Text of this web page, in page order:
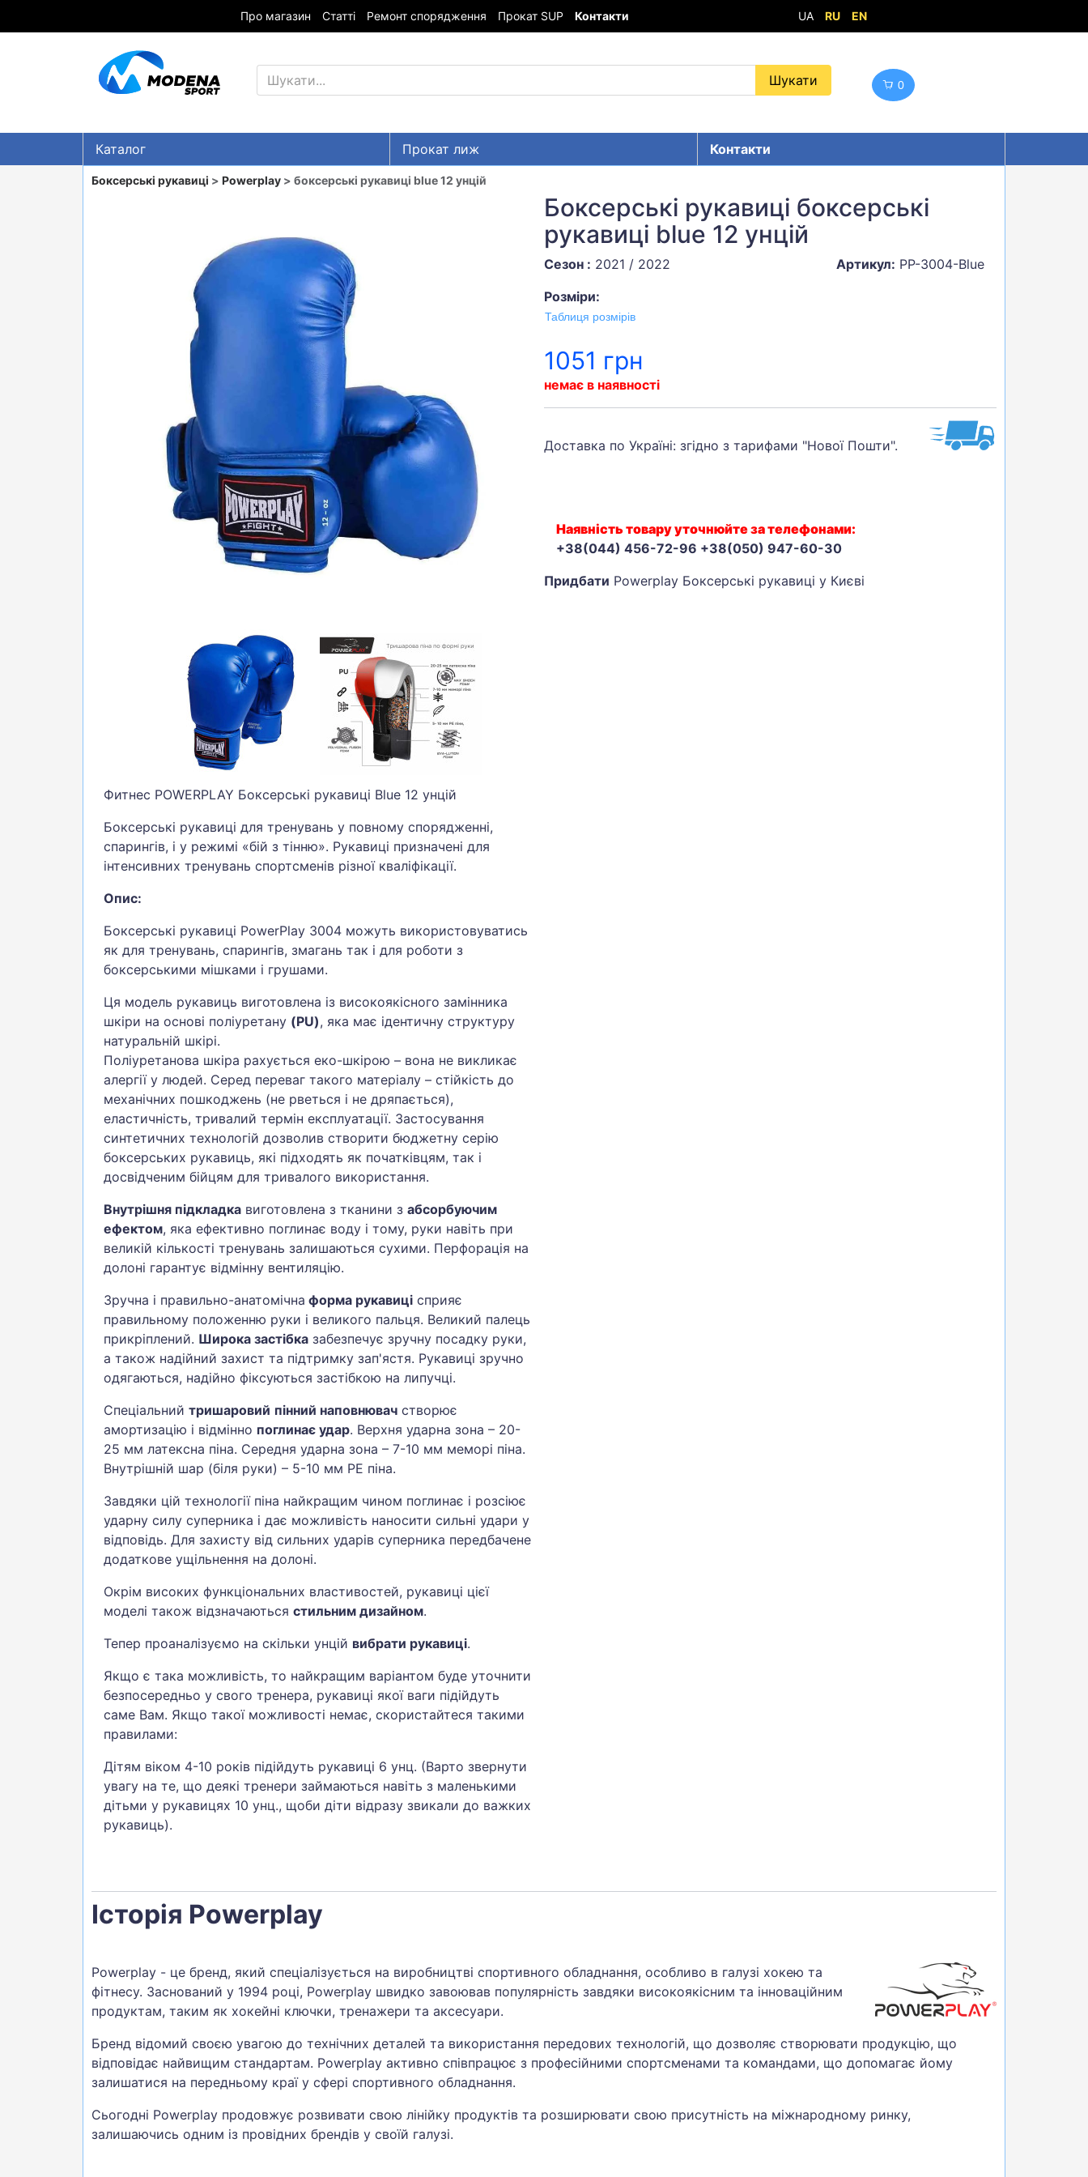
Про магазин Статті Ремонт спорядження Прокат SUP Контакти UA RU EN
0
Каталог Прокат лиж
Контакти
Знижки
ШОЛОМИ, ЗАХИСТ, ОКУЛЯРИ
БІГ, ФІТНЕС, М'ЯЧІ
ВЕЛОСИПЕДИ
САМОКАТИ
ТЕНІС, БАДМІНТОН
ВОДНІ ВИДИ СПОРТУ
Боксерські рукавиці > Powerplay > боксерські рукавиці blue 12 унцій
Фитнес POWERPLAY Боксерські рукавиці Blue 12 унцій
Боксерські рукавиці для тренувань у повному спорядженні,
спарингів, і у режимі «бій з тінню». Рукавиці призначені для
інтенсивних тренувань спортсменів різної кваліфікації.
Опис:
Боксерські рукавиці PowerPlay 3004 можуть використовуватись
як для тренувань, спарингів, змагань так і для роботи з
боксерськими мішками і грушами.
Ця модель рукавиць виготовлена із високоякісного замінника
шкіри на основі поліуретану (PU), яка має ідентичну структуру
натуральній шкірі.
Поліуретанова шкіра рахується еко-шкірою – вона не викликає
алергії у людей. Серед переваг такого матеріалу – стійкість до
механічних пошкоджень (не рветься і не дряпається),
еластичність, тривалий термін експлуатації. Застосування
синтетичних технологій дозволив створити бюджетну серію
боксерських рукавиць, які підходять як початківцям, так і
досвідченим бійцям для тривалого використання.
Внутрішня підкладка виготовлена з тканини з абсорбуючим
ефектом, яка ефективно поглинає воду і тому, руки навіть при
великій кількості тренувань залишаються сухими. Перфорація на
долоні гарантує відмінну вентиляцію.
Зручна і правильно-анатомічна форма рукавиці сприяє
правильному положенню руки і великого пальця. Великий палець
прикріплений. Широка застібка забезпечує зручну посадку руки,
а також надійний захист та підтримку зап'ястя. Рукавиці зручно
одягаються, надійно фіксуються застібкою на липучці.
Спеціальний тришаровий пінний наповнювач створює
амортизацію і відмінно поглинає удар. Верхня ударна зона – 20-
25 мм латексна піна. Середня ударна зона – 7-10 мм меморі піна.
Внутрішній шар (біля руки) – 5-10 мм PE піна.
Завдяки цій технології піна найкращим чином поглинає і розсіює
ударну силу суперника і дає можливість наносити сильні удари у
відповідь. Для захисту від сильних ударів суперника передбачене
додаткове ущільнення на долоні.
Окрім високих функціональних властивостей, рукавиці цієї
моделі також відзначаються стильним дизайном.
Тепер проаналізуємо на скільки унцій вибрати рукавиці.
Якщо є така можливість, то найкращим варіантом буде уточнити
безпосередньо у свого тренера, рукавиці якої ваги підійдуть
саме Вам. Якщо такої можливості немає, скористайтеся такими
правилами:
Дітям віком 4-10 років підійдуть рукавиці 6 унц. (Варто звернути
увагу на те, що деякі тренери займаються навіть з маленькими
дітьми у рукавицях 10 унц., щоби діти відразу звикали до важких
рукавиць).
Боксерські рукавиці боксерські
рукавиці blue 12 унцій
Сезон : 2021 / 2022 Артикул: PP-3004-Blue
Розміри:
Таблиця розмірів
1051 грн
немає в наявності
Доставка по Україні: згідно з тарифами "Нової Пошти".
Наявність товару уточнюйте за телефонами:
+38(044) 456-72-96 +38(050) 947-60-30
Придбати Powerplay Боксерські рукавиці у Києві
Історія Powerplay
Powerplay - це бренд, який спеціалізується на виробництві спортивного обладнання, особливо в галузі хокею та
фітнесу. Заснований у 1994 році, Powerplay швидко завоював популярність завдяки високоякісним та інноваційним
продуктам, таким як хокейні ключки, тренажери та аксесуари.
Бренд відомий своєю увагою до технічних деталей та використання передових технологій, що дозволяє створювати продукцію, що
відповідає найвищим стандартам. Powerplay активно співпрацює з професійними спортсменами та командами, що допомагає йому
залишатися на передньому краї у сфері спортивного обладнання.
Сьогодні Powerplay продовжує розвивати свою лінійку продуктів та розширювати свою присутність на міжнародному ринку,
залишаючись одним із провідних брендів у своїй галузі.